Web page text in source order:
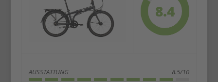
8.4
AUSSTATTUNG 8.5/10